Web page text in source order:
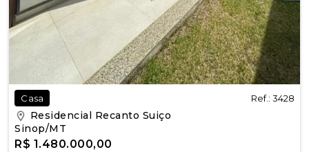
Casa Ref.: 3428
Residencial Recanto Suiço
Sinop/MT
R$ 1.480.000,00